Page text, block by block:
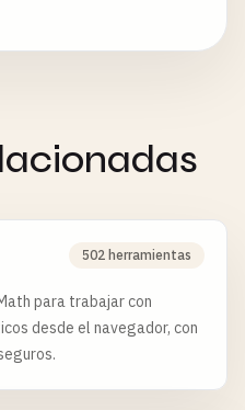
502 herramientas
para trabajar con
desde el navegador, con